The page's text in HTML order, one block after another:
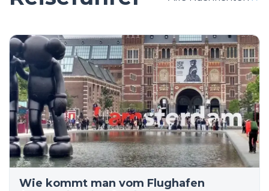
Wie kommt man vom Flughafen